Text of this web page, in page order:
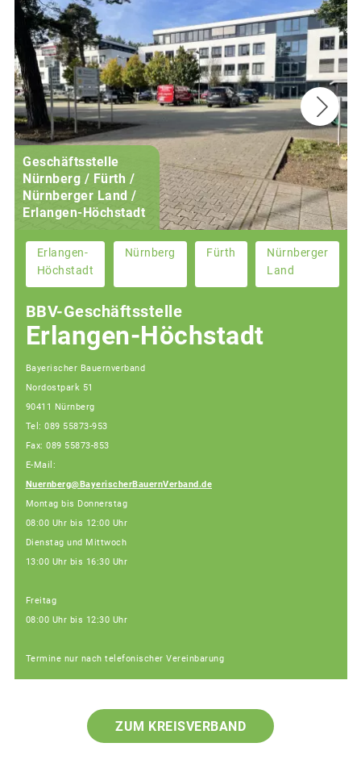
Geschäftsstelle
Nürnberg / Fürth /
Nürnberger Land /
Erlangen-Höchstadt
Erlangen-
Höchstadt
Nürnberg Fürth
Nürnberger
Land
BBV-Geschäftsstelle
Erlangen-Höchstadt
Bayerischer Bauernverband
Nordostpark 51
90411 Nürnberg
Tel: 089 55873-953
Fax: 089 55873-853
E-Mail:
Nuernberg@BayerischerBauernVerband.de
Montag bis Donnerstag
08:00 Uhr bis 12:00 Uhr
Dienstag und Mittwoch
13:00 Uhr bis 16:30 Uhr
Freitag
08:00 Uhr bis 12:30 Uhr
Termine nur nach telefonischer Vereinbarung
ZUM KREISVERBAND